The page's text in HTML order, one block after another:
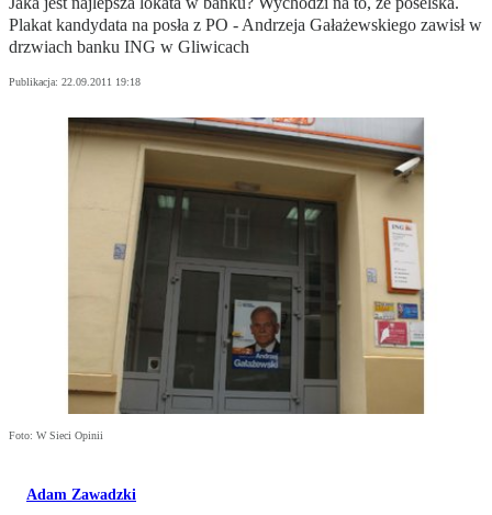
Plakat kandydata na posła z PO - Andrzeja Gałażewskiego zawisł w
drzwiach banku ING w Gliwicach
Publikacja: 22.09.2011 19:18
Foto: W Sieci Opinii
Adam Zawadzki